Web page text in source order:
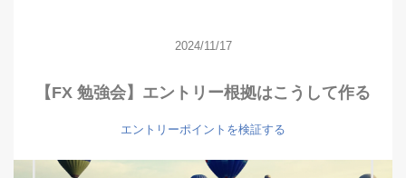
2024/11/17
【FX 勉強会】エントリー根拠はこうして作る
エントリーポイントを検証する